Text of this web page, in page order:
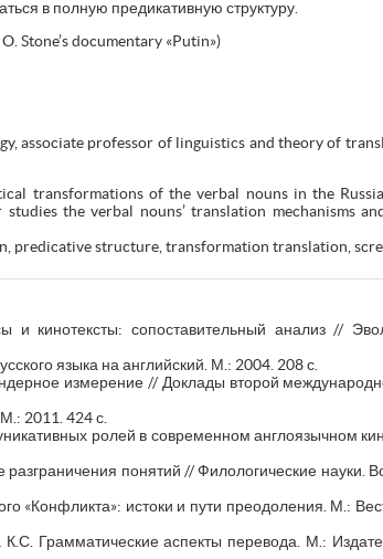
в полную предикативную структуру.
Stone’s documentary «Putin»)
associate professor of linguistics and theory of
transformations of the verbal nouns in the
studies the verbal nouns’ translation mechanisms
predicative structure, transformation translation,
и кинотексты: сопоставительный анализ //
языка на английский. М.: 2004. 208 с.
измерение // Доклады второй
2011. 424 с.
ролей в современном англоязычном
понятий // Филологические науки.
«Конфликта»: истоки и пути преодоления. М.:
Грамматические аспекты перевода. М.: